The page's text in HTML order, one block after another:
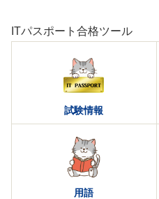
ITパスポート合格ツール
試験情報
用語